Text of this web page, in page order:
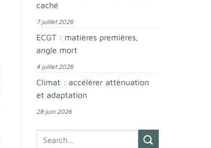
caché
7 juillet 2026
ECGT : matières premières,
angle mort
4 juillet 2026
Climat : accélérer atténuation
et adaptation
28 juin 2026